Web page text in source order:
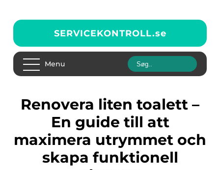
SERVICEKONTROLL.se
Menu
Renovera liten toalett –
En guide till att
maximera utrymmet och
skapa funktionell